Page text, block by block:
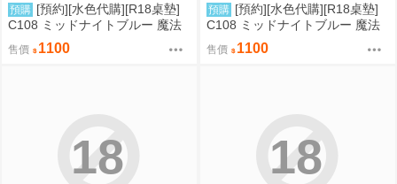
預購 [預約][水色代購][R18桌墊]
C108 ミッドナイトブルー 魔法
少女 伊莉雅&克洛伊&美遊 背後
位
售價 1100
預購 [預約][水色代購][R18桌墊]
C108 ミッドナイトブルー 魔法
少女 伊莉雅&克洛伊&美遊 服從
售價 1100
18 18